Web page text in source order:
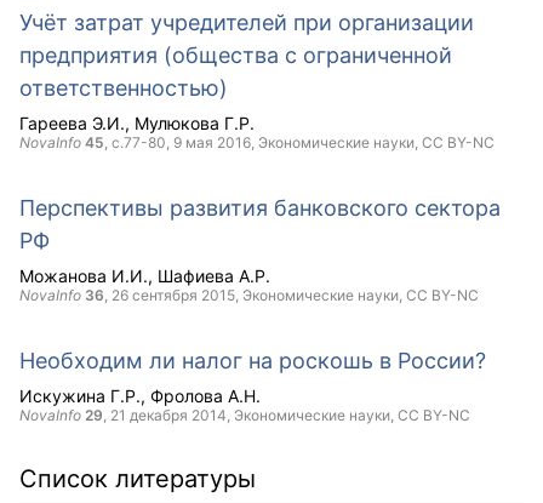
Учёт затрат учредителей при организации
предприятия (общества с ограниченной
ответственностью)
Гареева Э.И. Мулюкова Г.Р.
NovaInfo 45, с.77-80, 9 мая 2016, Экономические науки, CC BY-NC
Перспективы развития банковского сектора
РФ
Можанова И.И. Шафиева А.Р.
NovaInfo 36, 26 сентября 2015, Экономические науки, CC BY-NC
Необходим ли налог на роскошь в России?
Искужина Г.Р. Фролова А.Н.
NovaInfo 29, 21 декабря 2014, Экономические науки, CC BY-NC
Список литературы